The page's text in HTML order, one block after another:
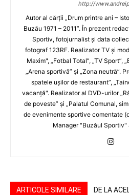
http://
Autor al cărţii „Drum printre ani –
Buzău 1971 – 2011”. În prezent
Sportiv, fotojurnalist şi data
fotograf 123RF. Realizator TV şi
Maxim", „Fotbal Total”, „TV Sport”,
„Arena sportivă” şi „Zona neutră”.
spatele uşilor de restaurant”,
vacanţă". Realizator al DVD-urilor
de poveste” şi „Palatul Comunal,
de evenimente sportive comentate
Manager "Buzăul Sportiv"
ARTICOLE SIMILARE DE LA